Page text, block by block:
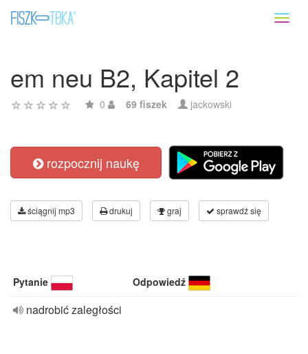
em neu B2, Kapitel 2
0 69 fiszek jackowski
rozpocznij naukę
ściągnij mp3 drukuj graj sprawdź się
Pytanie Odpowiedź
nadrobić zaległości